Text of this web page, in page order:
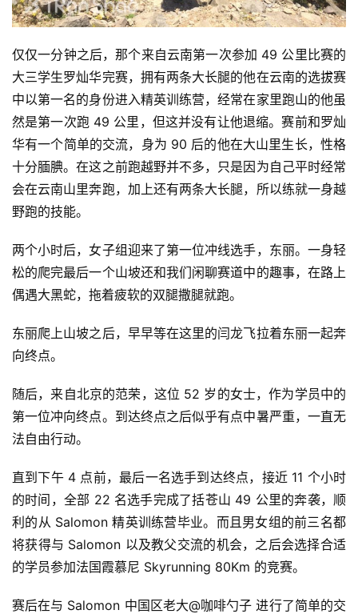
仅仅一分钟之后，那个来自云南第一次参加 49 公里比赛的
大三学生罗灿华完赛，拥有两条大长腿的他在云南的选拔赛
中以第一名的身份进入精英训练营，经常在家里跑山的他虽
然是第一次跑 49 公里，但这并没有让他退缩。赛前和罗灿
华有一个简单的交流，身为 90 后的他在大山里生长，性格
十分腼腆。在这之前跑越野并不多，只是因为自己平时经常
会在云南山里奔跑，加上还有两条大长腿，所以练就一身越
野跑的技能。
两个小时后，女子组迎来了第一位冲线选手，东丽。一身轻
松的爬完最后一个山坡还和我们闲聊赛道中的趣事，在路上
偶遇大黑蛇，拖着疲软的双腿撒腿就跑。
东丽爬上山坡之后，早早等在这里的闫龙飞拉着东丽一起奔
向终点。
随后，来自北京的范荣，这位 52 岁的女士，作为学员中的
第一位冲向终点。到达终点之后似乎有点中暑严重，一直无
法自由行动。
直到下午 4 点前，最后一名选手到达终点，接近 11 个小时
的时间，全部 22 名选手完成了括苍山 49 公里的奔袭，顺
利的从 Salomon 精英训练营毕业。而且男女组的前三名都
将获得与 Salomon 以及教父交流的机会，之后会选择合适
的学员参加法国霞慕尼 Skyrunning 80Km 的竞赛。
赛后在与 Salomon 中国区老大@咖啡勺子 进行了简单的交